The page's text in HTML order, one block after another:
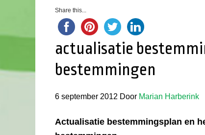
Share this...
actualisatie
bestemmingen
6 september 2012 Door Marian Harberink
Actualisatie bestemmingsplan en